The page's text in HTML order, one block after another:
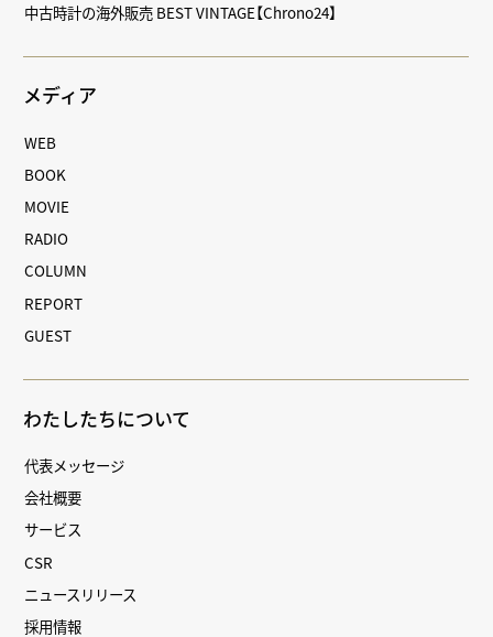
中古時計の海外販売 BEST VINTAGE【Chrono24】
メディア
WEB
BOOK
MOVIE
RADIO
COLUMN
REPORT
GUEST
わたしたちについて
代表メッセージ
会社概要
サービス
CSR
ニュースリリース
採用情報